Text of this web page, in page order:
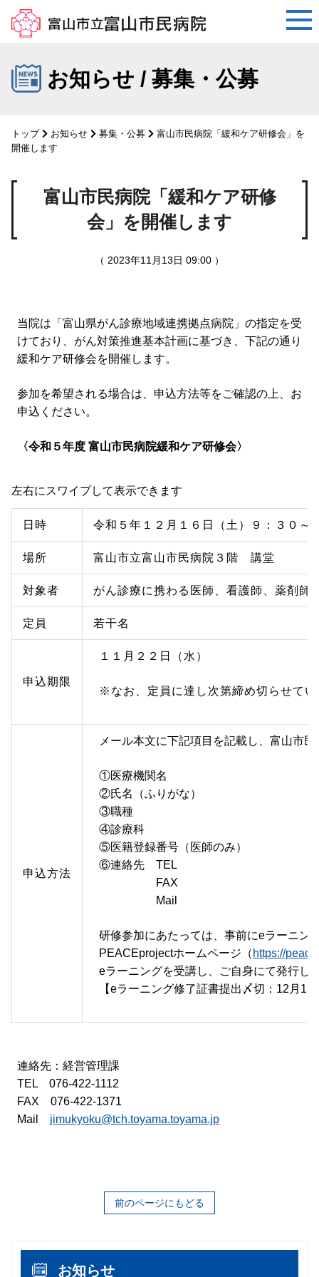
お知らせ / 募集・公募
トップ お知らせ 募集・公募
富山市民病院「緩和ケア研修会」を
開催します
富山市民病院「緩和ケア研修
会」を開催します
（ 2023年11月13日 09:00 ）
当院は「富山県がん診療地域連携拠点病院」の指定を受
けており、がん対策推進基本計画に基づき、下記の通り
緩和ケア研修会を開催します。
参加を希望される場合は、申込方法等をご確認の上、お
申込ください。
〈令和５年度 富山市民病院緩和ケア研修会〉
日時 令和５年１２月１６日（土）９：３０～
場所 富山市立富山市民病院３階 講堂
対象者 がん診療に携わる医師、看護師、薬剤師
定員 若干名
申込期限
１１月２２日（水）
※なお、定員に達し次第締め切らせて
申込方法
メール本文に下記項目を記載し、富山市
①医療機関名
②氏名（ふりがな）
③職種
④診療科
⑤医籍登録番号（医師のみ）
⑥連絡先 TEL
FAX
Mail
研修参加にあたっては、事前にeラーニン
PEACEprojectホームページ（ https://
eラーニングを受講し、ご自身にて発行し
【eラーニング修了証書提出〆切：12月1
連絡先：経営管理課
TEL 076-422-1112
FAX 076-422-1371
Mail jimukyoku@tch.toyama.toyama.jp
前のページにもどる
お知らせ